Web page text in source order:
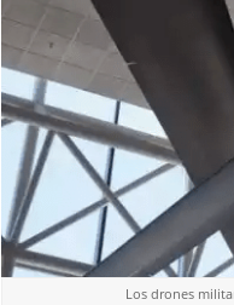
Los drones